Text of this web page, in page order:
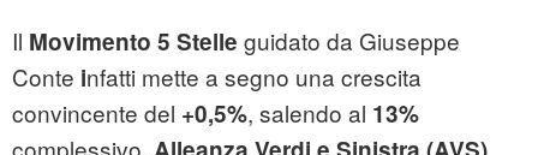
Il Movimento 5 Stelle guidato da Giuseppe
Conte infatti mette a segno una crescita
convincente del +0,5%, salendo al 13%
complessivo.